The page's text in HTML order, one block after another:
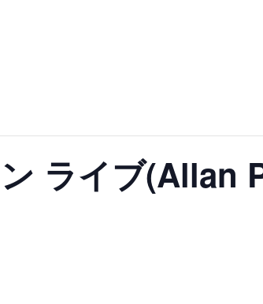
ライブ(Allan